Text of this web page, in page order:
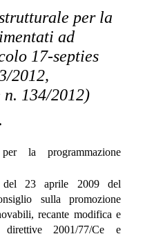
per la
ad
17-septies
2012,
134/2012)
la programmazione
del 23 aprile 2009 del
sulla promozione
recante modifica e
direttive 2001/77/Ce e